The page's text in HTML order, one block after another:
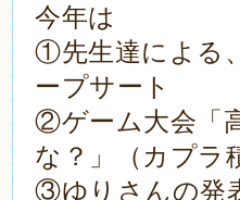
今年は
①先生達による
ープサート
②ゲーム大会「
な？」（カプラ
③ゆりさんの発